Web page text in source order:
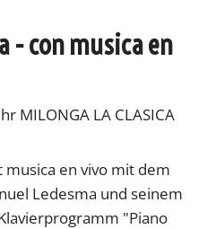
- con musica en
MILONGA LA CLASICA
en vivo mit dem
Ledesma und seinem
"Piano